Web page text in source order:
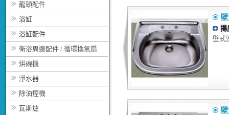
龍頭配件
浴缸
浴缸配件
衛浴周邊配件 / 循環換氣扇
烘碗機
淨水器
除油煙機
瓦斯爐
揚
壁式